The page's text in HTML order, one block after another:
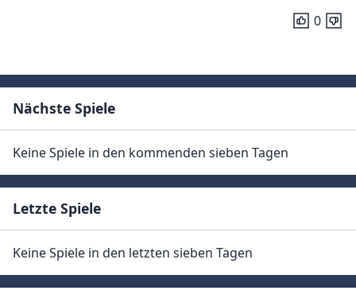
0
Nächste Spiele
Keine Spiele in den kommenden sieben Tagen
Letzte Spiele
Keine Spiele in den letzten sieben Tagen